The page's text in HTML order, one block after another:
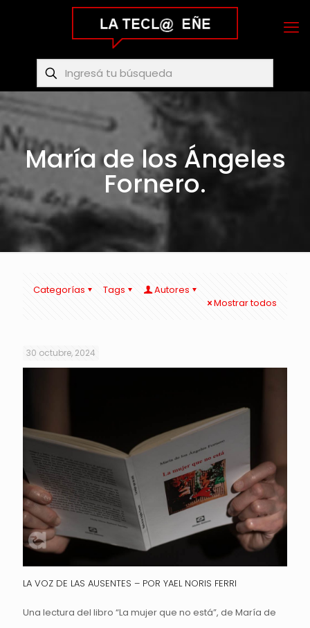
María de los Ángeles
Fornero.
Categorías Tags
Autores
Mostrar todos
30 octubre, 2024
LA VOZ DE LAS AUSENTES – POR YAEL NORIS FERRI
Una lectura del libro “La mujer que no está”, de María de